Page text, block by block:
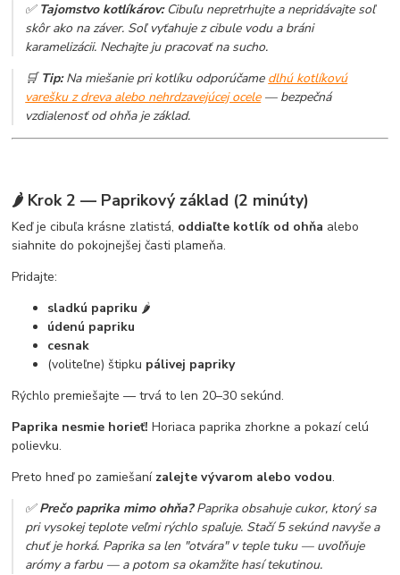
✅ Tajomstvo kotlíkárov:Cibuľu nepretrhujte a nepridávajte soľ
skôr ako na záver. Soľ vyťahuje z cibule vodu a bráni
karamelizácii. Nechajte ju pracovať na sucho.
🛒 Tip:Na miešanie pri kotlíku odporúčame dlhú kotlíkovú
varešku z dreva alebo nehrdzavejúcej ocele— bezpečná
vzdialenosť od ohňa je základ.
🌶️ Krok 2 — Paprikový základ (2 minúty)
Keď je cibuľa krásne zlatistá, oddiaľte kotlík od ohňa alebo
siahnite do pokojnejšej časti plameňa.
Pridajte:
sladkú papriku 🌶️
údenú papriku
cesnak
(voliteľne) štipku pálivej papriky
Rýchlo premiešajte — trvá to len 20–30 sekúnd.
Paprika nesmie horieť! Horiaca paprika zhorkne a pokazí celú
polievku.
Preto hneď po zamiešaní zalejte vývarom alebo vodou.
✅Prečo paprika mimo ohňa?Paprika obsahuje cukor, ktorý sa
pri vysokej teplote veľmi rýchlo spaľuje. Stačí 5 sekúnd navyše a
chuť je horká. Paprika sa len "otvára" v teple tuku — uvoľňuje
arómy a farbu — a potom sa okamžite hasí tekutinou.